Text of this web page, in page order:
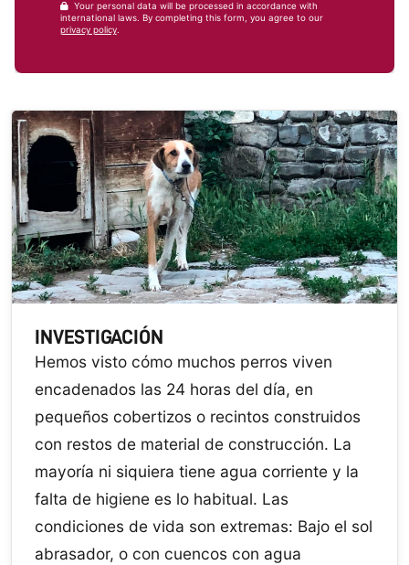
Your personal data will be processed in accordance with
international laws. By completing this form, you agree to our
privacy policy.
INVESTIGACIÓN
Hemos visto cómo muchos perros viven
encadenados las 24 horas del día, en
pequeños cobertizos o recintos construidos
con restos de material de construcción. La
mayoría ni siquiera tiene agua corriente y la
falta de higiene es lo habitual. Las
condiciones de vida son extremas: Bajo el sol
abrasador, o con cuencos con agua